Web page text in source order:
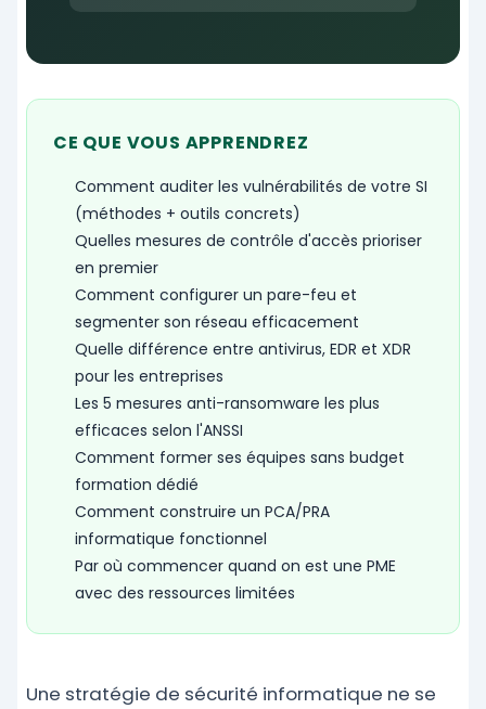
CE QUE VOUS APPRENDREZ
Comment auditer les vulnérabilités de votre SI
(méthodes + outils concrets)
Quelles mesures de contrôle d'accès prioriser
en premier
Comment configurer un pare-feu et
segmenter son réseau efficacement
Quelle différence entre antivirus, EDR et XDR
pour les entreprises
Les 5 mesures anti-ransomware les plus
efficaces selon l'ANSSI
Comment former ses équipes sans budget
formation dédié
Comment construire un PCA/PRA
informatique fonctionnel
Par où commencer quand on est une PME
avec des ressources limitées
Une stratégie de sécurité informatique ne se